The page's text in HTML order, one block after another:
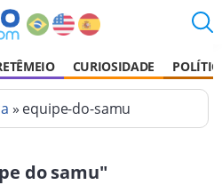
CURIOSIDADE
» equipe-do-samu
do samu"